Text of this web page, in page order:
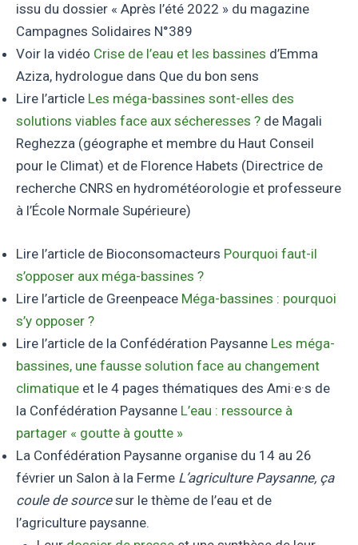
issu du dossier « Après l’été 2022 » du magazine
Campagnes Solidaires N°389
Voir la vidéo Crise de l’eau et les bassines d’Emma
Aziza, hydrologue dans Que du bon sens
Lire l’article Les méga-bassines sont-elles des
solutions viables face aux sécheresses ? de Magali
Reghezza (géographe et membre du Haut Conseil
pour le Climat) et de Florence Habets (Directrice de
recherche CNRS en hydrométéorologie et professeure
à l’École Normale Supérieure)
Lire l’article de Bioconsomacteurs Pourquoi faut-il
s’opposer aux méga-bassines ?
Lire l’article de Greenpeace Méga-bassines : pourquoi
s’y opposer ?
Lire l’article de la Confédération Paysanne Les méga-
bassines, une fausse solution face au changement
climatique et le 4 pages thématiques des Ami·e·s de
la Confédération Paysanne L’eau : ressource à
partager « goutte à goutte »
La Confédération Paysanne organise du 14 au 26
février un Salon à la Ferme L’agriculture Paysanne, ça
coule de sourcesur le thème de l’eau et de
l’agriculture paysanne.